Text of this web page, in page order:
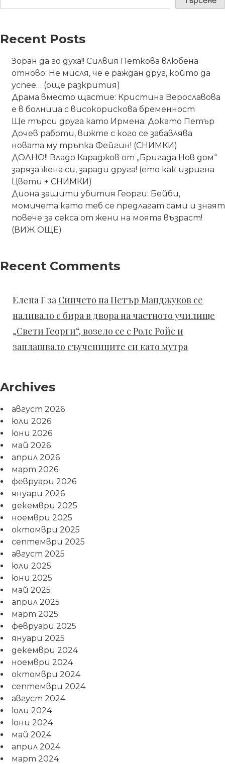
Recent Posts
Зоран да го духа!! Силвия Петкова влюбена
отново: Не мисля, че е раждан друг, който да
успее… (още разкрития)
Драма вместо щастие: Кристина Верославова
е в болница с високорискова бременност
Ще търси друга като Ирмена: Докато Петър
Дочев работи, вижте с кого се забавлява
новата му тръпка Фейгин! (СНИМКИ)
ДОЛНО!! Владо Караджов от „Бригада Нов дом“
заряза жена си, заради друга! (ето как изригна
Цвети + СНИМКИ)
Диона защити убития Георги: Бейби,
момичета като теб се предлагат сами и знаят
повече за секса от жени на моята възраст!
(ВИЖ ОЩЕ)
Recent Comments
Елена Г за Синчето на Петър Манджуков се
наливало с бира в двора на частното училище
„Свети Георги“, возело се с Ролс Ройс и
заплашвало съучениците си като мутра
Archives
август 2026
юли 2026
юни 2026
май 2026
април 2026
март 2026
февруари 2026
януари 2026
декември 2025
ноември 2025
октомври 2025
септември 2025
август 2025
юли 2025
юни 2025
май 2025
април 2025
март 2025
февруари 2025
януари 2025
декември 2024
ноември 2024
октомври 2024
септември 2024
август 2024
юли 2024
юни 2024
май 2024
април 2024
март 2024